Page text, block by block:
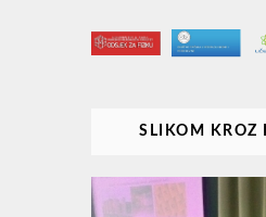
SLIKOM KROZ